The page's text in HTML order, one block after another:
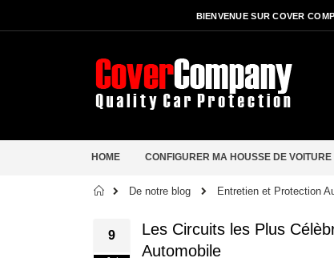
BIENVENUE SUR COVER
HOME CONFIGURER MA HOUSSE DE VOITURE
Accueil
De notre blog Entretien et Protection
9
Les Circuits les Plus
Automobile